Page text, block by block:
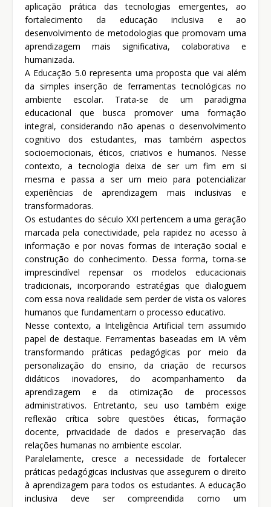
aplicação prática das tecnologias emergentes, ao
fortalecimento da educação inclusiva e ao
desenvolvimento de metodologias que promovam uma
aprendizagem mais significativa, colaborativa e
humanizada.
A Educação 5.0 representa uma proposta que vai além
da simples inserção de ferramentas tecnológicas no
ambiente escolar. Trata-se de um paradigma
educacional que busca promover uma formação
integral, considerando não apenas o desenvolvimento
cognitivo dos estudantes, mas também aspectos
socioemocionais, éticos, criativos e humanos. Nesse
contexto, a tecnologia deixa de ser um fim em si
mesma e passa a ser um meio para potencializar
experiências de aprendizagem mais inclusivas e
transformadoras.
Os estudantes do século XXI pertencem a uma geração
marcada pela conectividade, pela rapidez no acesso à
informação e por novas formas de interação social e
construção do conhecimento. Dessa forma, torna-se
imprescindível repensar os modelos educacionais
tradicionais, incorporando estratégias que dialoguem
com essa nova realidade sem perder de vista os valores
humanos que fundamentam o processo educativo.
Nesse contexto, a Inteligência Artificial tem assumido
papel de destaque. Ferramentas baseadas em IA vêm
transformando práticas pedagógicas por meio da
personalização do ensino, da criação de recursos
didáticos inovadores, do acompanhamento da
aprendizagem e da otimização de processos
administrativos. Entretanto, seu uso também exige
reflexão crítica sobre questões éticas, formação
docente, privacidade de dados e preservação das
relações humanas no ambiente escolar.
Paralelamente, cresce a necessidade de fortalecer
práticas pedagógicas inclusivas que assegurem o direito
à aprendizagem para todos os estudantes. A educação
inclusiva deve ser compreendida como um